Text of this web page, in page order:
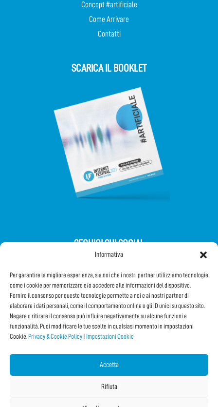
Informativa
Per garantire la migliore esperienza, sia noi che i nostri partner utilizziamo tecnologie
come i cookie per memorizzare e/o accedere alle informazioni del dispositivo.
Fornire il consenso per queste tecnologie permette a noi e ai nostri partner di
elaborare i dati personali, come il comportamento online o gli ID unici su questo sito.
Negare o ritirare il consenso può influire negativamente su alcune funzioni e
funzionalità. Puoi modificare le tue scelte in qualsiasi momento in impostazioni
Cookie. Privacy & Cookie Policy Impostazioni Cookie
Accetta
Rifiuta
Concept #artificiale
Come Arrivare
Contatti
SCARICA IL BOOKLET
SEGUICI SUI SOCIAL
Iscriviti alla Newsletter
CONDIVIDI QUESTA PAGINA!
Facebook